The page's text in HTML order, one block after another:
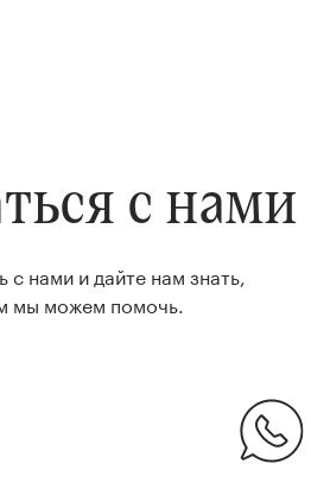
с нами
с нами и дайте нам знать,
мы можем помочь.